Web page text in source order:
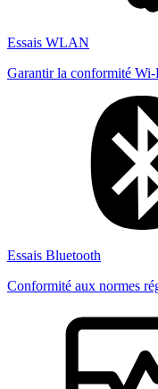
Essais WLAN
Garantir la conformité
Essais Bluetooth
Conformité aux normes